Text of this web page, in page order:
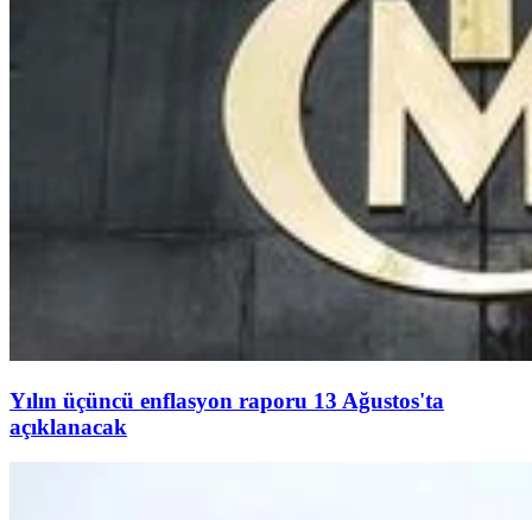
Yılın üçüncü enflasyon raporu 13 Ağustos'ta
açıklanacak